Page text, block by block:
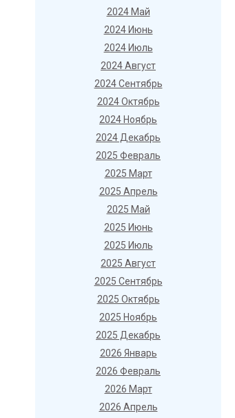
2024 Май
2024 Июнь
2024 Июль
2024 Август
2024 Сентябрь
2024 Октябрь
2024 Ноябрь
2024 Декабрь
2025 Февраль
2025 Март
2025 Апрель
2025 Май
2025 Июнь
2025 Июль
2025 Август
2025 Сентябрь
2025 Октябрь
2025 Ноябрь
2025 Декабрь
2026 Январь
2026 Февраль
2026 Март
2026 Апрель